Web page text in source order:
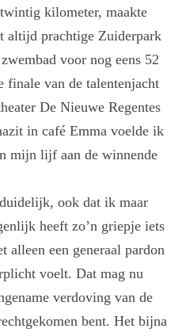
kilometer, maakte
altijd prachtige Zuiderpark
voor nog eens 52
finale van de talentenjacht
De Nieuwe Regentes
in café Emma voelde ik
mijn lijf aan de winnende
ook dat ik maar
heeft zo’n griepje iets
alleen een generaal pardon
voelt. Dat mag nu
verdoving van de
bent. Het bijna